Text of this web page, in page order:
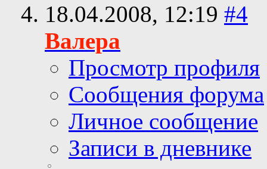
18.04.2008, 12:19 #4
Валера
Просмотр профиля
Сообщения форума
Личное сообщение
Записи в дневнике